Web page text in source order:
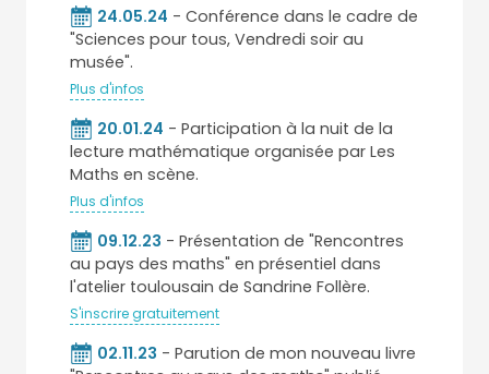
24.05.24 - Conférence dans le cadre de
"Sciences pour tous, Vendredi soir au
musée".
Plus d'infos
20.01.24 - Participation à la nuit de la
lecture mathématique organisée par Les
Maths en scène.
Plus d'infos
09.12.23 - Présentation de "Rencontres
au pays des maths" en présentiel dans
l'atelier toulousain de Sandrine Follère.
S'inscrire gratuitement
02.11.23 - Parution de mon nouveau livre